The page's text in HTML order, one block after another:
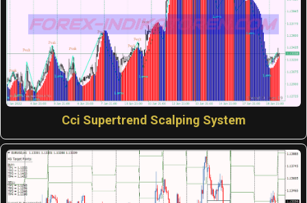
Cci Supertrend Scalping System